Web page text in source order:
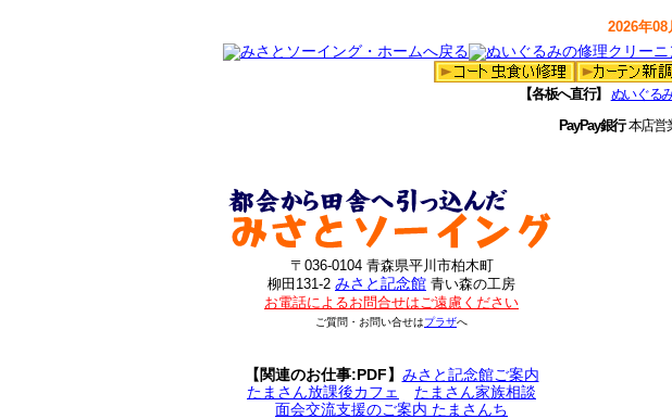
2026年08
【各板へ直行】 ぬいぐる
PayPay銀行本店営
〒036-0104 青森県平川市柏木町
柳田131-2 みさと記念館 青い森の工房
お電話によるお問合せはご遠慮ください
ご質問・お問い合せはプラザへ
【関連のお仕事:PDF】 みさと記念館ご案内
たまさん放課後カフェ
たまさん家族相談
面会交流支援のご案内 たまさんち